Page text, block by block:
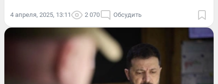
4 апреля, 2025, 13:11 2 070 Обсудить